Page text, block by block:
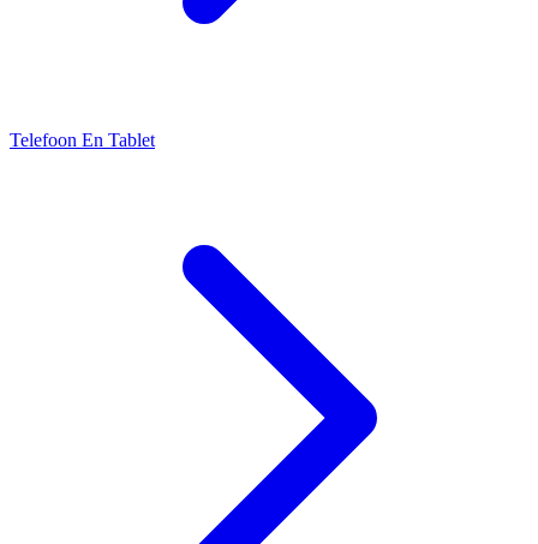
Telefoon En Tablet